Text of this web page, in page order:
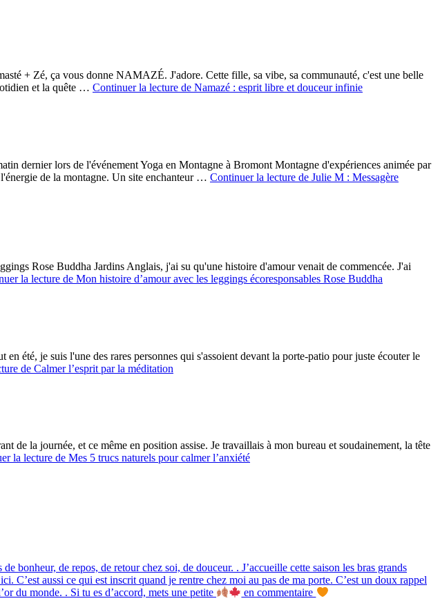
+ Zé, ça vous donne NAMAZÉ. J'adore. Cette fille, sa vibe, sa communauté, c'est une belle
et la quête … Continuer la lecture de Namazé : esprit libre et douceur infinie
dernier lors de l'événement Yoga en Montagne à Bromont Montagne d'expériences animée par
de la montagne. Un site enchanteur … Continuer la lecture de Julie M : Messagère
Rose Buddha Jardins Anglais, j'ai su qu'une histoire d'amour venait de commencée. J'ai
la lecture de Mon histoire d’amour avec les leggings écoresponsables Rose Buddha
été, je suis l'une des rares personnes qui s'assoient devant la porte-patio pour juste écouter le
de Calmer l’esprit par la méditation
de la journée, et ce même en position assise. Je travaillais à mon bureau et soudainement, la tête
la lecture de Mes 5 trucs naturels pour calmer l’anxiété
bonheur, de repos, de retour chez soi, de douceur. . J’accueille cette saison les bras grands
C’est aussi ce qui est inscrit quand je rentre chez moi au pas de ma porte. C’est un doux rappel
du monde. . Si tu es d’accord, mets une petite
en commentaire